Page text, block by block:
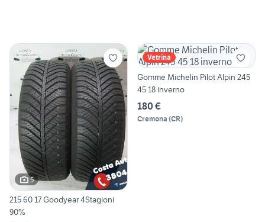
5
215 60 17 Goodyear 4Stagioni
90%
Vetrina
Gomme Michelin Pilot Alpin 245
45 18 inverno
180 €
Cremona (CR)